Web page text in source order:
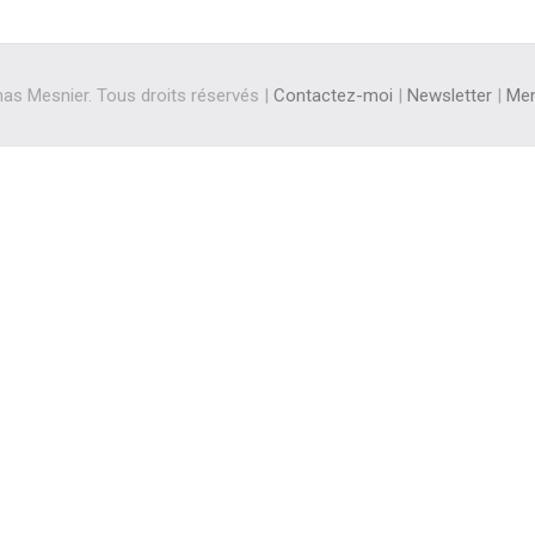
Mesnier. Tous droits réservés |Contactez-moi |Newsletter |